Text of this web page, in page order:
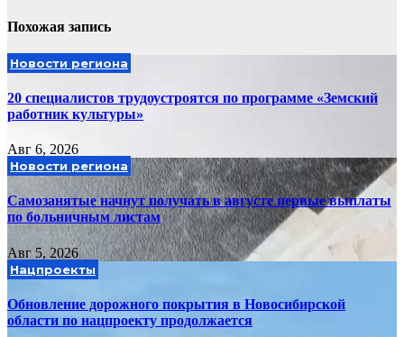
Похожая запись
Новости региона
20 специалистов трудоустроятся по программе «Земский
работник культуры»
Авг 6, 2026
Новости региона
Самозанятые начнут получать в августе первые выплаты
по больничным листам
Авг 5, 2026
Нацпроекты
Обновление дорожного покрытия в Новосибирской
области по нацпроекту продолжается